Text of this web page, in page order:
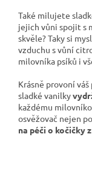
Také milujete
jejich vůni spojit s
skvěle? Taky si
vzduchu s vůní
milovníka psíků i
Krásně provoní
sladké vanilky
každému
osvěžovač nejen
na péči o kočičky